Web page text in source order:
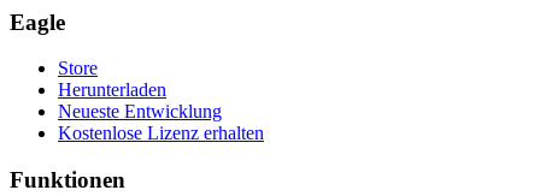
Eagle
Store
Herunterladen
Neueste Entwicklung
Kostenlose Lizenz erhalten
Funktionen